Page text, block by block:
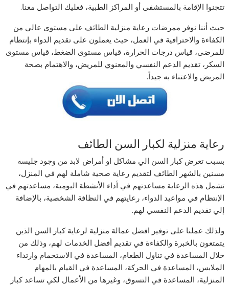
تتجنوا الإقامة بالمستشفى أو المراكز الطبية، فعليك التواصل معنا.
حيث أننا نوفر ممرضات رعاية منزلية الطائف على مستوى عالي من
الكفاءة والاحترافية في العمل، حيث يعملون على تقديم الدواء بإنتظام
للمرضى، قياس درجات الحرارة، قياس مستوى الضغط، قياس مستوى
السكر، تقديم الدعم النفسي والمعنوي للمريض، والاهتمام بصحة
المريض والاعتناء به جيداً.
رعاية منزلية لكبار السن الطائف
بسبب تعرض كبار السن الي مشاكل او أمراض لابد من وجود جليسه
مسنين بالشهر الطائف لتقديم رعاية صحية شاملة لهم في المنزل،
تشمل هذه الرعاية مساعدتهم في أداء الأنشطة اليومية، مساعدتهم في
الإنتظام في مواعيد الدواء، رعايتهم في النظافة الشخصية، بالإضافة
إلي تقديم الدعم النفسي لهم.
ولذلك عملنا على توفير افضل عمالة منزلية لرعاية كبار السن الذين
يتمتعون بالخبرة والكفاءة في تقديم أفضل الخدمات لهم، وذلك من
خلال المساعدة في تناول الطعام، المساعدة في الاستحمام وارتداء
الملابس، المساعدة في الحركة، المساعدة في القيام بالمهام
المنزلية، المساعدة في التسوق، وغيرها من الأعمال لكي تساعد كبار